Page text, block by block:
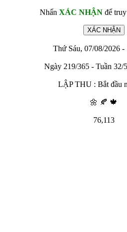
Nhấn XÁC NHẬNđể truy
Thứ Sáu, 07/08/2026 -
Ngày 219/365 - Tuần 32/
LẬP THU : Bắt đầu
🌼 🍂 🍁
76,113